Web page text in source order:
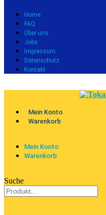
Home
FAQ
Über uns
Jobs
Impressum
Datenschutz
Kontakt
Mein Konto
Warenkorb
Mein Konto
Warenkorb
Suche